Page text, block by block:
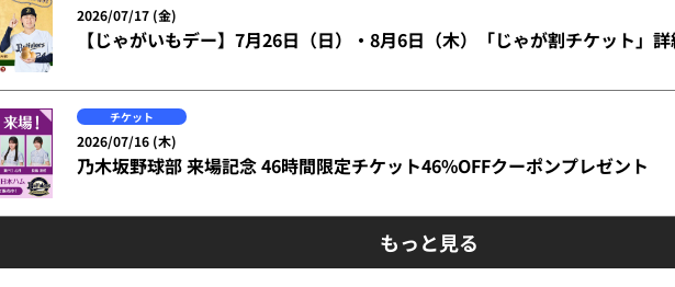
2026/07/17 (金)
【じゃがいもデー】7月26日（日）・8月6日（木）「じゃが割チケット」詳
チケット
2026/07/16 (木)
乃木坂野球部 来場記念 46時間限定チケット46%OFFクーポンプレゼント
もっと見る